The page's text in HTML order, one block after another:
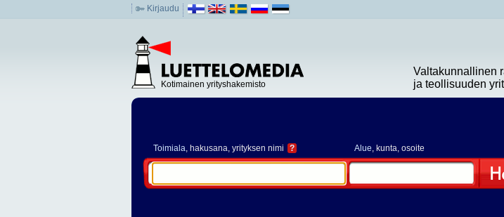
Kirjaudu
Kotimainen yrityshakemisto
Valtakunnallinen
ja teollisuuden
Toimiala, hakusana, yrityksen nimi ? Alue, kunta, osoite